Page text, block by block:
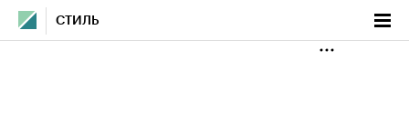
СТИЛЬ